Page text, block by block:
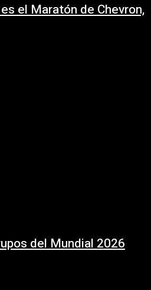
el Maratón de Chevron,
del Mundial 2026